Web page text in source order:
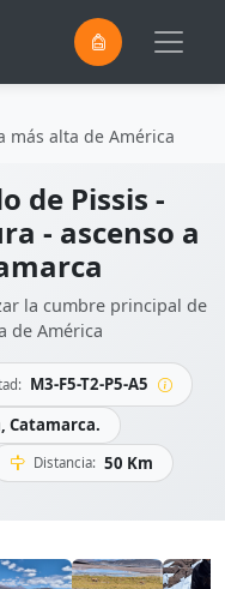
más alta de América
de Pissis -
- ascenso a
la cumbre principal de
de América
M3-F5-T2-P5-A5
Catamarca.
Distancia: 50 Km